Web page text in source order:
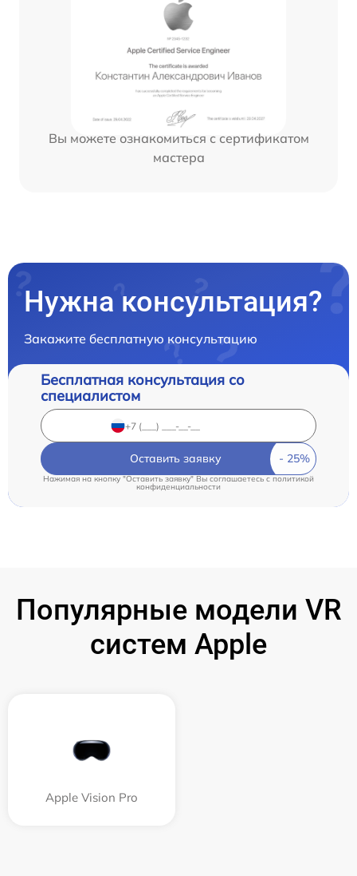
Вы можете ознакомиться с сертификатом
мастера
Нужна консультация?
Закажите бесплатную консультацию
Бесплатная консультация со
специалистом
Оставить заявку
Нажимая на кнопку "Оставить заявку" Вы соглашаетесь cполитикой
конфиденциальности
Популярные модели VR
систем Apple
Apple Vision Pro